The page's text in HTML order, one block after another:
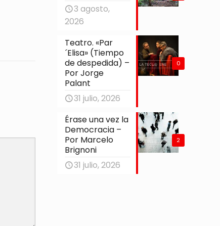
3 agosto,
2026
0
Teatro. «Par
´Elisa» (Tiempo
de despedida) –
Por Jorge
Palant
31 julio, 2026
2
Érase una vez la
Democracia –
Por Marcelo
Brignoni
31 julio, 2026